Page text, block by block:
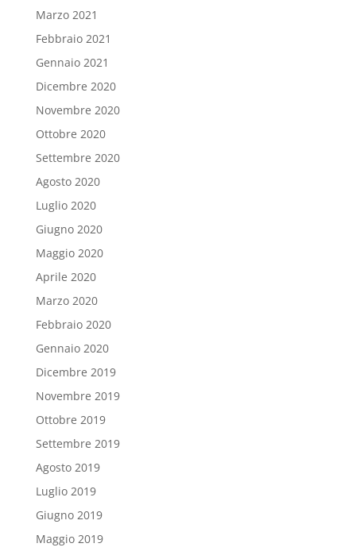
Marzo 2021
Febbraio 2021
Gennaio 2021
Dicembre 2020
Novembre 2020
Ottobre 2020
Settembre 2020
Agosto 2020
Luglio 2020
Giugno 2020
Maggio 2020
Aprile 2020
Marzo 2020
Febbraio 2020
Gennaio 2020
Dicembre 2019
Novembre 2019
Ottobre 2019
Settembre 2019
Agosto 2019
Luglio 2019
Giugno 2019
Maggio 2019